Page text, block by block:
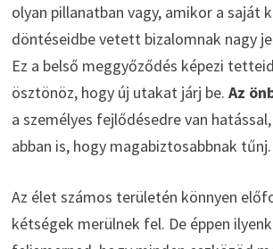
olyan pillanatban vagy, amikor a saját
döntéseidbe vetett bizalomnak nagy
Ez a belső meggyőződés képezi
ösztönöz, hogy új utakat járj be. Az
a személyes fejlődésedre van
abban is, hogy magabiztosabbnak tűnj.
Az élet számos területén könnyen
kétségek merülnek fel. De éppen